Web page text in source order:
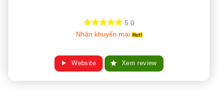
5.0
Nhận khuyến mại
Website Xem review